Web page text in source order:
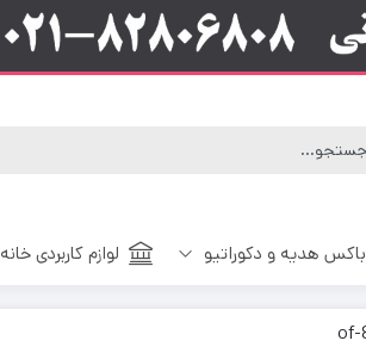
باکس هدیه و دکوراتیو لوازم کاربردی خانه